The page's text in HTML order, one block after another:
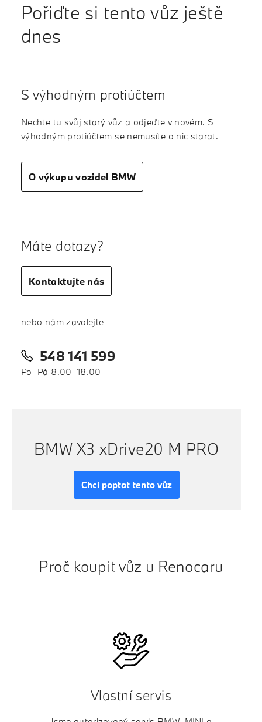
Pořiďte si tento vůz ještě
dnes
S výhodným protiúčtem
Nechte tu svůj starý vůz a odjeďte v novém. S
výhodným protiúčtem se nemusíte o nic starat.
O výkupu vozidel BMW
Máte dotazy?
Kontaktujte nás
nebo nám zavolejte
548 141 599
Po–Pá 8.00–18.00
BMW X3 xDrive20 M PRO
Chci poptat tento vůz
Proč koupit vůz u Renocaru
Vlastní servis